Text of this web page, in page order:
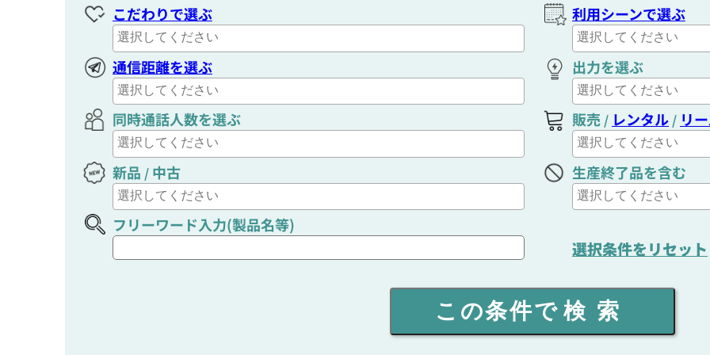
こだわりで選ぶ 利用シーンで選ぶ
通信距離を選ぶ 出力を選ぶ
同時通話人数を選ぶ 販売 / レンタル / リ
新品 / 中古 生産終了品を含む
フリーワード入力(製品名等)
選択条件をリセット
この条件で 検索